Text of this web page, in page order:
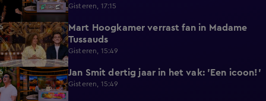
Gisteren, 17:15
1:59
Mart Hoogkamer verrast fan in Madame
Tussauds
Gisteren, 15:49
7:33 Jan Smit dertig jaar in het vak: 'Een icoon!'
Gisteren, 15:49